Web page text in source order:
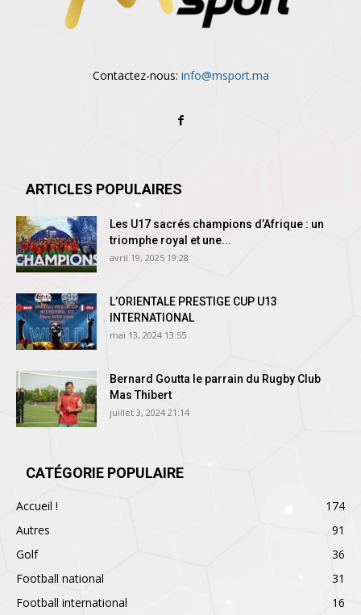
Contactez-nous: info@msport.ma
ARTICLES POPULAIRES
Les U17 sacrés champions d’Afrique : un
triomphe royal et une...
avril 19, 2025 19:28
L’ORIENTALE PRESTIGE CUP U13
INTERNATIONAL
mai 13, 2024 13:55
Bernard Goutta le parrain du Rugby Club
Mas Thibert
juillet 3, 2024 21:14
CATÉGORIE POPULAIRE
Accueil !
174
Autres
91
Golf
36
Football national
31
Football international
16